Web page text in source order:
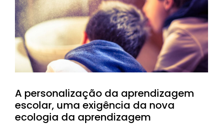
A personalização da aprendizagem
escolar, uma exigência da nova
ecologia da aprendizagem